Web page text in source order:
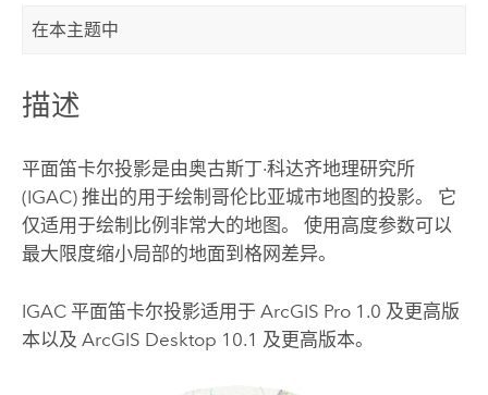
在本主题中
描述
平面笛卡尔投影是由奥古斯丁·科达齐地理研究所
(IGAC) 推出的用于绘制哥伦比亚城市地图的投影。 它
仅适用于绘制比例非常大的地图。 使用高度参数可以
最大限度缩小局部的地面到格网差异。
IGAC 平面笛卡尔投影适用于 ArcGIS Pro1.0 及更高版
本以及 ArcGIS Desktop 10.1 及更高版本。